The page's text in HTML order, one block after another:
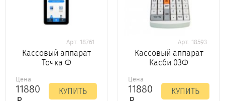
Арт. 18761
Кассовый аппарат
Точка Ф
Цена
11880 КУПИТЬ
Арт. 18593
Кассовый аппарат
Касби 03Ф
Цена
11880 КУПИТЬ